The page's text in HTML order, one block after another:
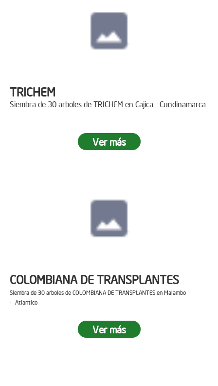
TRICHEM
Siembra de 30 arboles de TRICHEM en Cajica - Cundinamarca
Ver más
COLOMBIANA DE TRANSPLANTES
Siembra de 30 arboles de COLOMBIANA DE TRANSPLANTES en Malambo
- Atlantico
Ver más